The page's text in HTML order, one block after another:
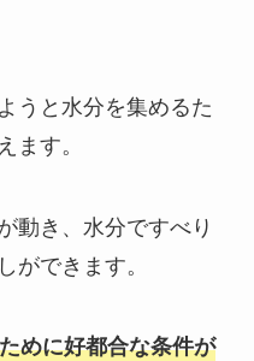
うと水分を集めるた
ます。
動き、水分ですべり
ができます。
めに好都合な条件が